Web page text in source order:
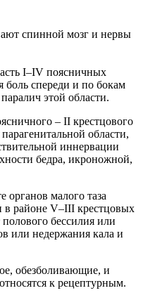
спинной мозг и нервы
I–IV поясничных
боль спереди и по бокам
этой области.
– II крестцового
области,
иннервации
бедра, икроножной,
малого таза
в районе V–III крестцовых
бессилия или
или недержания кала и
обезболивающие, и
к рецептурным.